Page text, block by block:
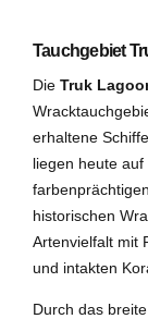
Tauchgebiet
Die Truk
erhaltene
liegen heute
historischen
Artenvielfalt mit
und intakten
Durch das